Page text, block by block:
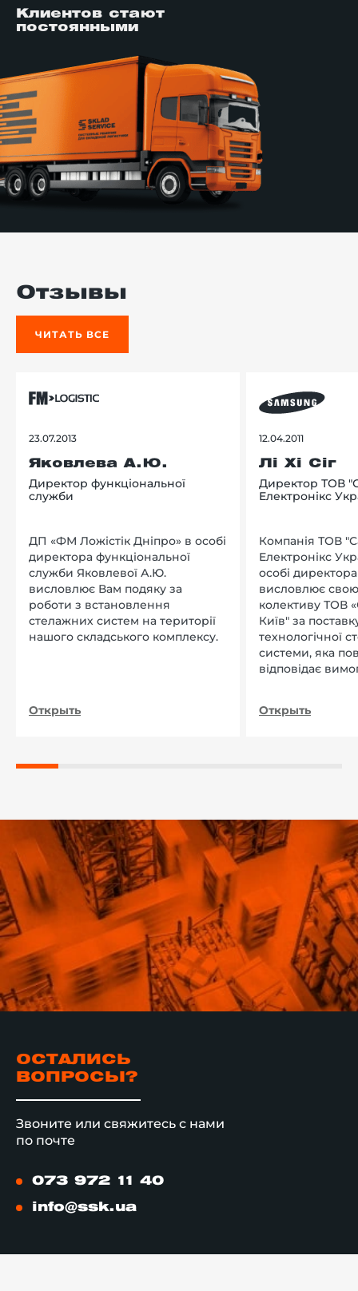
Клиентов стают
постоянными
Отзывы
ЧИТАТЬ ВСЕ
23.07.2013
Яковлева А.Ю.
Директор функціональної
служби
ДП «ФМ Ложістік Дніпро» в особі
директора функціональної
служби Яковлевої А.Ю.
висловлює Вам подяку за
роботи з встановлення
стелажних систем на території
нашого складського комплексу.
Открыть
12.04.2011
Лі Хі Сіг
Директор ТОВ
Електронікс
Компанія ТОВ
Електронікс
особі
висловлює
колективу ТОВ
Київ" за
технологічної
системи, яка
відповідає
Открыть
ОСТАЛИСЬ
ВОПРОСЫ?
Звоните или свяжитесь с нами
по почте
073 972 11 40
info@ssk.ua